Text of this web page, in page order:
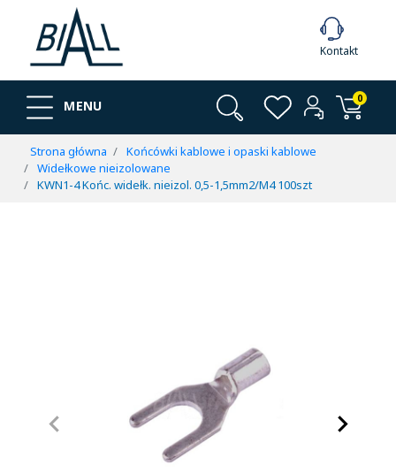
Kontakt
MENU 0
Strona główna
Końcówki kablowe i opaski kablowe
Widełkowe nieizolowane
KWN1-4 Końc. widełk. nieizol. 0,5-1,5mm2/M4 100szt
Poprzedni
keyboard_arrow_left Następny
keyboard_arrow_right